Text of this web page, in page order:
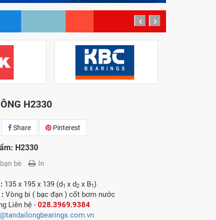
prev next
H2330
Share Pinterest
H2330
bè In
135 x 195 x 139 (d1x d2 x B1)
:Vòng bi ( bạc đạn ) cốt bơm nước
Liên hệ -028.3969.9384